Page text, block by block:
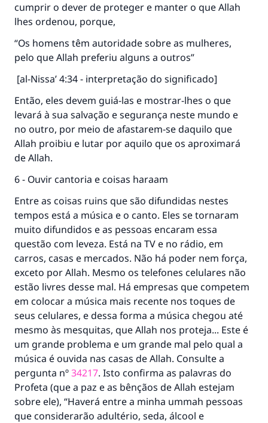
cumprir o dever de proteger e manter o que Allah
lhes ordenou, porque,
“Os homens têm autoridade sobre as mulheres,
pelo que Allah preferiu alguns a outros”
[al-Nissa’ 4:34 - interpretação do significado]
Então, eles devem guiá-las e mostrar-lhes o que
levará à sua salvação e segurança neste mundo e
no outro, por meio de afastarem-se daquilo que
Allah proibiu e lutar por aquilo que os aproximará
de Allah.
6 - Ouvir cantoria e coisas haraam
Entre as coisas ruins que são difundidas nestes
tempos está a música e o canto. Eles se tornaram
muito difundidos e as pessoas encaram essa
questão com leveza. Está na TV e no rádio, em
carros, casas e mercados. Não há poder nem força,
exceto por Allah. Mesmo os telefones celulares não
estão livres desse mal. Há empresas que competem
em colocar a música mais recente nos toques de
seus celulares, e dessa forma a música chegou até
mesmo às mesquitas, que Allah nos proteja... Este é
um grande problema e um grande mal pelo qual a
música é ouvida nas casas de Allah. Consulte a
pergunta nº34217. Isto confirma as palavras do
Profeta (que a paz e as bênçãos de Allah estejam
sobre ele), “Haverá entre a minha ummah pessoas
que considerarão adultério, seda, álcool e